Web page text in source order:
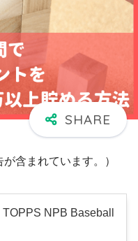
含まれています。）
TOPPS NPB Baseball